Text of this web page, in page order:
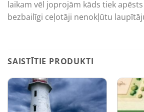
laikam vēl joprojām kāds tiek
bezbailīgi ceļotāji nenokļūtu
SAISTĪTIE PRODUKTI